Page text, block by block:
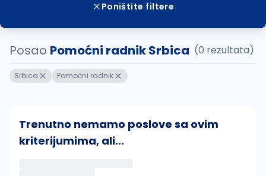
Poništite filtere
Posao Pomoćni radnik Srbica (0 rezultata)
Srbica Pomoćni radnik
Trenutno nemamo poslove sa ovim
kriterijumima, ali...